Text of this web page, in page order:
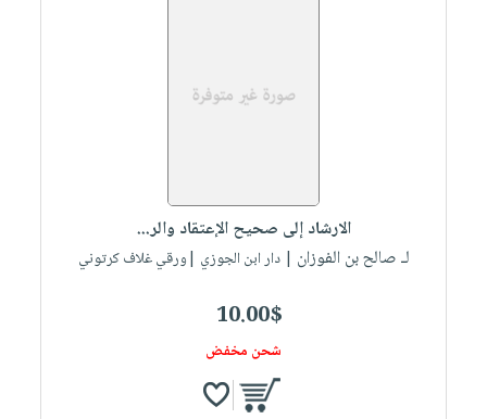
الارشاد إلى صحيح الإعتقاد والر...
لـ صالح بن الفوزان | دار ابن الجوزي |ورقي غلاف كرتوني
10.00$
شحن مخفض